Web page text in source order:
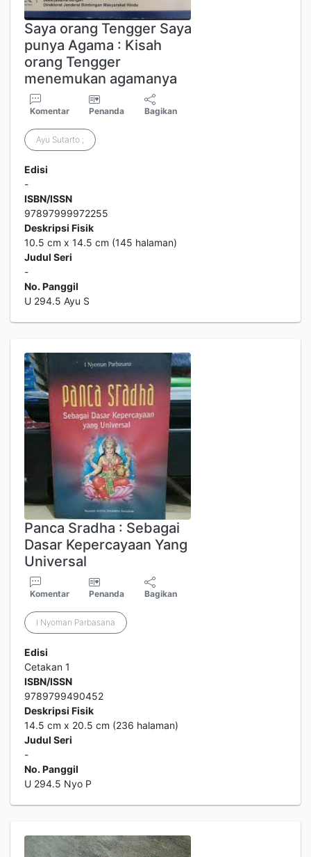
Saya orang Tengger Saya
punya Agama : Kisah
orang Tengger
menemukan agamanya
Komentar Penanda Bagikan
Ayu Sutarto ;
Edisi
-
ISBN/ISSN
97897999972255
Deskripsi Fisik
10.5 cm x 14.5 cm (145 halaman)
Judul Seri
-
No. Panggil
U 294.5 Ayu S
Panca Sradha : Sebagai
Dasar Kepercayaan Yang
Universal
Komentar Penanda Bagikan
I Nyoman Parbasana
Edisi
Cetakan 1
ISBN/ISSN
9789799490452
Deskripsi Fisik
14.5 cm x 20.5 cm (236 halaman)
Judul Seri
-
No. Panggil
U 294.5 Nyo P